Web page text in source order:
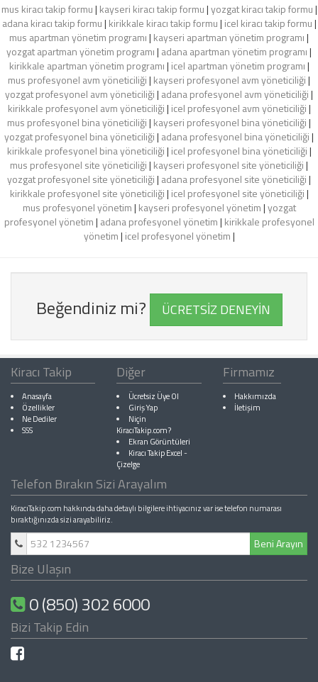
mus kiracı takip formu| kayseri kiracı takip formu|yozgat kiracı takip formu|
adana kiracı takip formu| kirikkale kiracı takip formu| icel kiracı takip formu|
mus apartman yönetim programı| kayseri apartman yönetim programı|
yozgat apartman yönetim programı| adana apartman yönetim programı|
kirikkale apartman yönetim programı| icel apartman yönetim programı|
mus profesyonel avm yöneticiliği| kayseri profesyonel avm yöneticiliği|
yozgat profesyonel avm yöneticiliği| adana profesyonel avm yöneticiliği|
kirikkale profesyonel avm yöneticiliği| icel profesyonel avm yöneticiliği|
mus profesyonel bina yöneticiliği| kayseri profesyonel bina yöneticiliği|
yozgat profesyonel bina yöneticiliği| adana profesyonel bina yöneticiliği|
kirikkale profesyonel bina yöneticiliği| icel profesyonel bina yöneticiliği|
mus profesyonel site yöneticiliği| kayseri profesyonel site yöneticiliği|
yozgat profesyonel site yöneticiliği| adana profesyonel site yöneticiliği|
kirikkale profesyonel site yöneticiliği| icel profesyonel site yöneticiliği|
mus profesyonel yönetim| kayseri profesyonel yönetim|yozgat
profesyonel yönetim| adana profesyonel yönetim| kirikkale profesyonel
yönetim| icel profesyonel yönetim|
Beğendiniz mi? ÜCRETSİZ DENEYİN
Kiracı Takip
Anasayfa
Özellikler
Ne Dediler
SSS
Diğer
Ücretsiz Üye Ol
Giriş Yap
Niçin
KiracıTakip.com?
Ekran Görüntüleri
Kiracı Takip Excel-
Çizelge
Firmamız
Hakkımızda
İletişim
Telefon Bırakın Sizi Arayalım
KiracıTakip.com hakkında daha detaylı bilgilere ihtiyacınız var ise telefon numarası
bıraktığınızda sizi arayabiliriz.
Beni Arayın
Bize Ulaşın
0 (850) 302 6000
Bizi Takip Edin